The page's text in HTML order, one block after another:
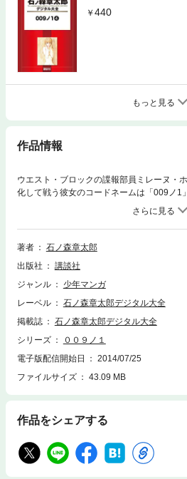
440
もっと見る
作品情報
ウエスト・ブロックの諜報部員ミレーヌ・
化して戦う彼女のコードネームは「009
家ロマン・ギルの護衛を頼まれたミレーヌ
亡霊が現われ……。(「死霊の館」) ミレー
パイであるゴドノフを見逃した罪を問われ
かになる彼女の悲しい過去……。(「昨日の
著者
石ノ森章太郎
出版社
講談社
ジャンル
少年マンガ
レーベル
石ノ森章太郎デジタル大全
掲載誌
石ノ森章太郎デジタル大全
シリーズ
００９ノ１
電子版配信開始日
2014/07/25
ファイルサイズ
43.09 MB
作品をシェアする